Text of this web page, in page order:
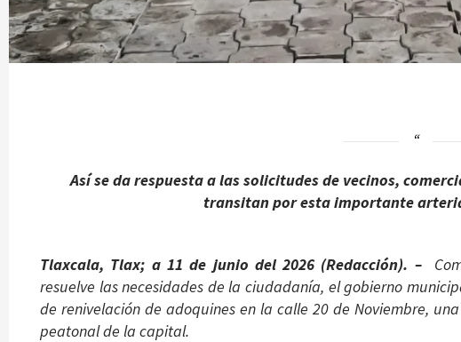
Así se da respuesta a las solicitudes de vecinos,
transitan por esta importante
Tlaxcala, Tlax; a 11 de junio del 2026 (Redacción). –
resuelve las necesidades de la ciudadanía, el gobierno
de renivelación de adoquines en la calle 20 de Noviembre,
peatonal de la capital.